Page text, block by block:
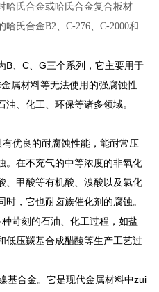
哈氏合金或哈氏合金复合板材
氏合金B2、C-276、C-2000和
B、C、G三个系列，它主要用于
属材料等无法使用的强腐蚀性
、化工、环保等诸多领域。
优良的耐腐蚀性能，能耐常压
。在不充气的中等浓度的非氧化
、甲酸等有机酸、溴酸以及氯化
，它也耐卤族催化剂的腐蚀。
苛刻的石油、化工过程，如盐
低压羰基合成醋酸等生产工艺过
基合金。它是现代金属材料中zui